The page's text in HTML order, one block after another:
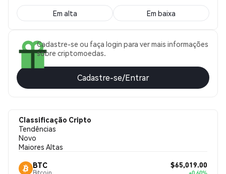
Em alta Em baixa
Cadastre-se ou faça login para ver mais informações
sobre criptomoedas.
Cadastre-se/Entrar
Classificação Cripto
Tendências
Novo
Maiores Altas
BTC
Bitcoin
$65,019.00